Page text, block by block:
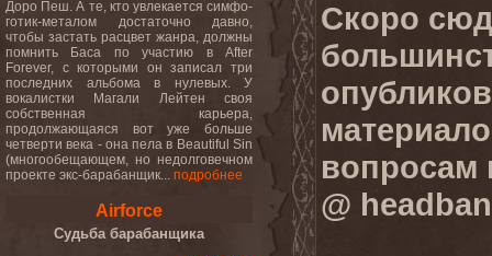
Доро Пеш. А те, кто увлекается симфо-
готик-металом достаточно давно,
чтобы застать расцвет жанра, должны
помнить Баса по участию в After
Forever, с которыми он записал три
последних альбома в нулевых. У
вокалистки Магали Лейтен своя
собственная карьера,
продолжающаяся вот уже больше
четверти века - она пела в Beautiful Sin
(многообещающем, но недолговечном
проекте экс-барабанщик... подробнее
Airforce
Судьба барабанщика
Скоро
вопросам
@